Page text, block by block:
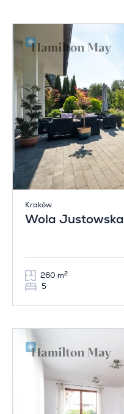
Kraków
Wola Justowska
260 m2
5